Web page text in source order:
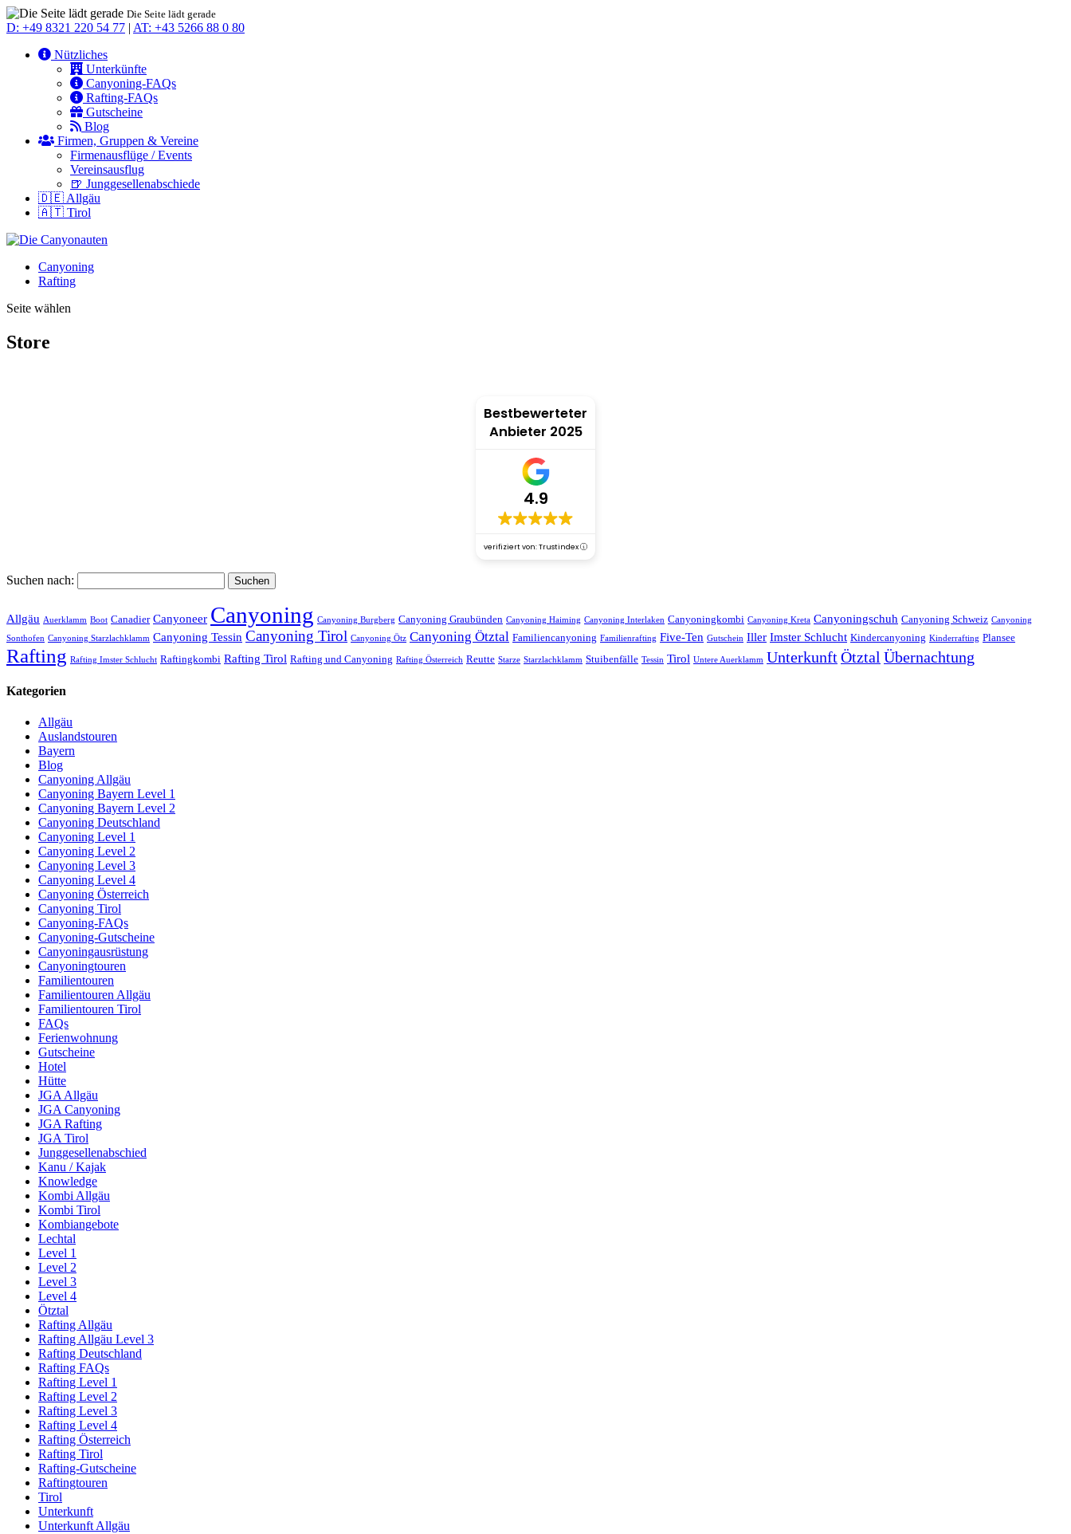
Die Seite lädt gerade
D: +49 8321 220 54 77 | AT: +43 5266 88 0 80
Nützliches
Unterkünfte
Canyoning-FAQs
Rafting-FAQs
Gutscheine
Blog
Firmen, Gruppen & Vereine
Firmenausflüge / Events
Vereinsausflug
🍺 Junggesellenabschiede
🇩🇪 Allgäu
🇦🇹 Tirol
Canyoning
Rafting
Seite wählen
Store
Bestbewerteter
Anbieter 2025
4.9
verifiziert von: Trustindex
Suchen nach:
Allgäu Auerklamm Boot Canadier Canyoneer Canyoning Canyoning Burgberg Canyoning Graubünden Canyoning Haiming Canyoning Interlaken Canyoningkombi Canyoning Kreta Canyoningschuh Canyoning Schweiz Canyoning
Sonthofen Canyoning Starzlachklamm Canyoning Tessin Canyoning Tirol Canyoning Ötz Canyoning Ötztal Familiencanyoning Familienrafting Five-Ten Gutschein Iller Imster Schlucht Kindercanyoning Kinderrafting Plansee
Rafting Rafting Imster Schlucht Raftingkombi Rafting Tirol Rafting und Canyoning Rafting Österreich Reutte Starze Starzlachklamm Stuibenfälle Tessin Tirol Untere Auerklamm UnterkunftÖtztal Übernachtung
Kategorien
Allgäu
Auslandstouren
Bayern
Blog
Canyoning Allgäu
Canyoning Bayern Level 1
Canyoning Bayern Level 2
Canyoning Deutschland
Canyoning Level 1
Canyoning Level 2
Canyoning Level 3
Canyoning Level 4
Canyoning Österreich
Canyoning Tirol
Canyoning-FAQs
Canyoning-Gutscheine
Canyoningausrüstung
Canyoningtouren
Familientouren
Familientouren Allgäu
Familientouren Tirol
FAQs
Ferienwohnung
Gutscheine
Hotel
Hütte
JGA Allgäu
JGA Canyoning
JGA Rafting
JGA Tirol
Junggesellenabschied
Kanu / Kajak
Knowledge
Kombi Allgäu
Kombi Tirol
Kombiangebote
Lechtal
Level 1
Level 2
Level 3
Level 4
Ötztal
Rafting Allgäu
Rafting Allgäu Level 3
Rafting Deutschland
Rafting FAQs
Rafting Level 1
Rafting Level 2
Rafting Level 3
Rafting Level 4
Rafting Österreich
Rafting Tirol
Rafting-Gutscheine
Raftingtouren
Tirol
Unterkunft
Unterkunft Allgäu